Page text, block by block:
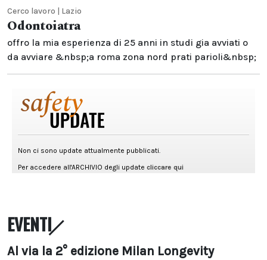
Cerco lavoro | Lazio
Odontoiatra
offro la mia esperienza di 25 anni in studi gia avviati o
da avviare &nbsp;a roma zona nord prati parioli&nbsp;
EVENTI
Al via la 2° edizione Milan Longevity